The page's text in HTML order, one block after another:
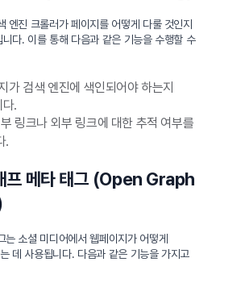
엔진 크롤러가 페이지를 어떻게 다룰 것인지
다. 이를 통해 다음과 같은 기능을 수행할 수
가 검색 엔진에 색인되어야 하는지
.
링크나 외부 링크에 대한 추적 여부를
.
프 메타 태그 (Open Graph
는 소셜 미디어에서 웹페이지가 어떻게
데 사용됩니다. 다음과 같은 기능을 가지고